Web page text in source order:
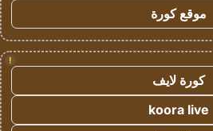
موقع كورة
!
كورة لايف
koora live